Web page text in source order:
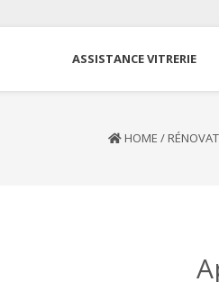
ASSISTANCE VITRERIE
HOME /